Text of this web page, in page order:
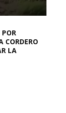
CORDERO
LA